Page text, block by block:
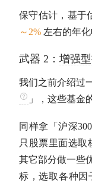
保守估计，基于
～2% 左右的年
武器 2： 增强
我们之前介绍过
」，这些基金
同样拿「沪深300
只股票里面选取
其它部分做一些
标，选取各种因